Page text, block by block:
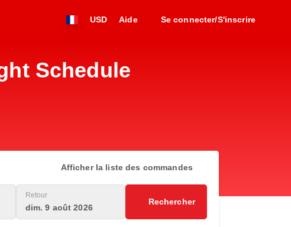
USD Aide Se connecter/S'inscrire
Schedule
Afficher la liste des commandes
Retour
dim. 9 août 2026
Rechercher